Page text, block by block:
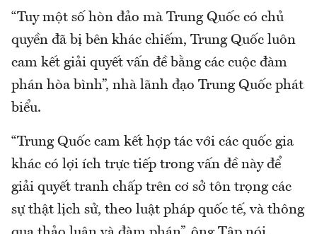
“Tuy một số hòn đảo mà Trung Quốc có chủ
quyền đã bị bên khác chiếm, Trung Quốc luôn
cam kết giải quyết vấn đề bằng các cuộc đàm
phán hòa bình”, nhà lãnh đạo Trung Quốc phát
biểu.
“Trung Quốc cam kết hợp tác với các quốc gia
khác có lợi ích trực tiếp trong vấn đề này để
giải quyết tranh chấp trên cơ sở tôn trọng các
sự thật lịch sử, theo luật pháp quốc tế, và thông